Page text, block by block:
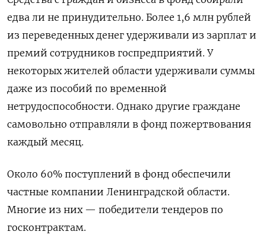
едва ли не принудительно. Более 1,6 млн рублей
из переведенных денег удерживали из зарплат и
премий сотрудников госпредприятий. У
некоторых жителей области удерживали суммы
даже из пособий по временной
нетрудоспособности. Однако другие граждане
самовольно отправляли в фонд пожертвования
каждый месяц.
Около 60% поступлений в фонд обеспечили
частные компании Ленинградской области.
Многие из них — победители тендеров по
госконтрактам.